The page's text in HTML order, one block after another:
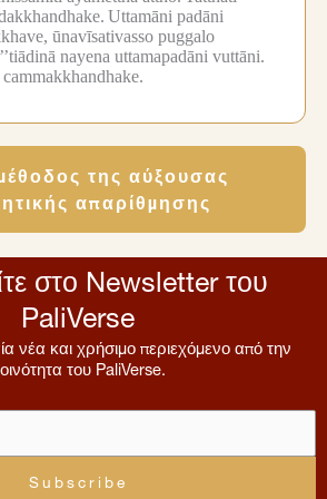
Uttamāni padāni
ūnavīsativasso puggalo
nayena uttamapadāni vuttāni.
της αύξουσας
απαρίθμησης
στο Newsletter του
PaliVerse
νέα και χρήσιμο περιεχόμενο από την
του PaliVerse.